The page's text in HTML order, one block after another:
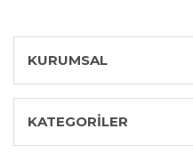
KURUMSAL
KATEGORİLER